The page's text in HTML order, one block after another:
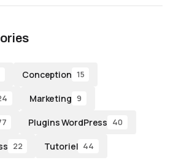
Conception 15
Marketing 9
Plugins WordPress 40
22 Tutoriel 44